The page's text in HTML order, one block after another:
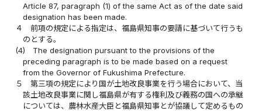
Article 87, paragraph (1) of the same Act as of the date said
designation has been made.
４
前項の規定による指定は、福島県知事の要請に基づいて行うも
のとする。
(4)
The designation pursuant to the provisions of the
preceding paragraph is to be made based on a request
from the Governor of Fukushima Prefecture.
５
第三項の規定により国が土地改良事業を行う場合において、当
該土地改良事業に関し福島県が有する権利及び義務の国への承継
については、農林水産大臣と福島県知事とが協議して定めるもの